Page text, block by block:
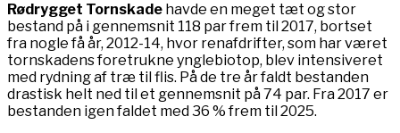
Rødrygget Tornskade havde en meget tæt og stor
bestand på i gennemsnit 118 par frem til 2017, bortset
fra nogle få år, 2012-14, hvor renafdrifter, som har været
tornskadens foretrukne ynglebiotop, blev intensiveret
med rydning af træ til flis. På de tre år faldt bestanden
drastisk helt ned til et gennemsnit på 74 par. Fra 2017 er
bestanden igen faldet med 36 % frem til 2025.